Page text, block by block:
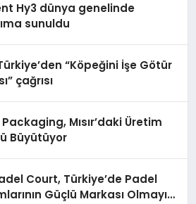
Hy3 dünya genelinde
sunuldu
“Köpeğini İşe Götür
çağrısı
Mısır’daki Üretim
Büyütüyor
Court, Türkiye’de Padel
Güçlü Markası Olmayı